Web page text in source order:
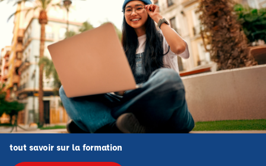
tout savoir sur la formation